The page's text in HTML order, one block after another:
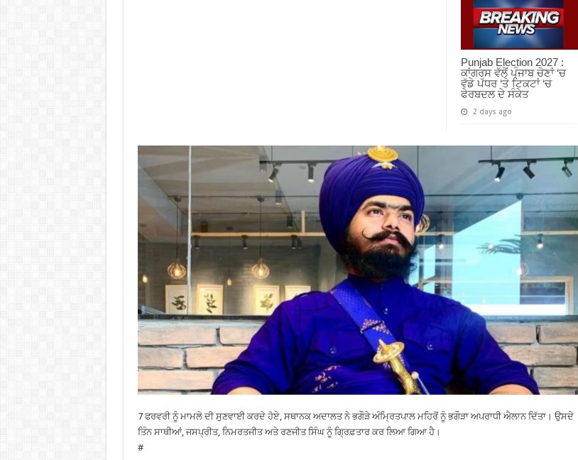
Punjab Election 2027 :
ਕਾਂਗਰਸ ਵੱਲੋਂ ਪੰਜਾਬ ਚੋਣਾਂ ‘ਚ
ਵੱਡੇ ਪੱਧਰ ‘ਤੇ ਟਿਕਟਾਂ ‘ਚ
ਫੇਰਬਦਲ ਦੇ ਸੰਕੇਤ
2 days ago
7 ਫਰਵਰੀ ਨੂੰ ਮਾਮਲੇ ਦੀ ਸੁਣਵਾਈ ਕਰਦੇ ਹੋਏ, ਸਥਾਨਕ ਅਦਾਲਤ ਨੇ ਭਗੌੜੇ ਅੰਮ੍ਰਿਤਪਾਲ ਮਹਿਰੋਂ ਨੂੰ ਭਗੌੜਾ ਅਪਰਾਧੀ ਐਲਾਨ ਦਿੱਤਾ। ਉਸਦੇ
ਤਿੰਨ ਸਾਥੀਆਂ, ਜਸਪ੍ਰੀਤ, ਨਿਮਰਤਜੀਤ ਅਤੇ ਰਣਜੀਤ ਸਿੰਘ ਨੂੰ ਗ੍ਰਿਫ਼ਤਾਰ ਕਰ ਲਿਆ ਗਿਆ ਹੈ।
#